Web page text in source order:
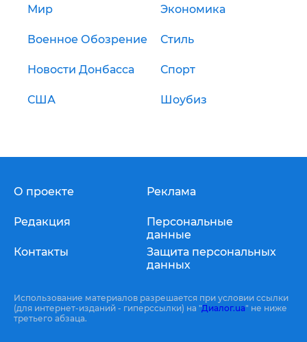
Мир Экономика
Военное Обозрение Стиль
Новости Донбасса Спорт
США Шоубиз
О проекте
Редакция
Контакты
Реклама
Персональные
данные
Защита персональных
данных
Использование материалов разрешается при условии ссылки
(для интернет-изданий - гиперссылки) на "Диалог.ua" не ниже
третьего абзаца.